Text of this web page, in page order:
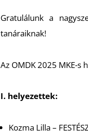
Gratulálunk a
tanáraiknak!
Az OMDK 2025 MKE-s
I. helyezettek:
Kozma Lilla –